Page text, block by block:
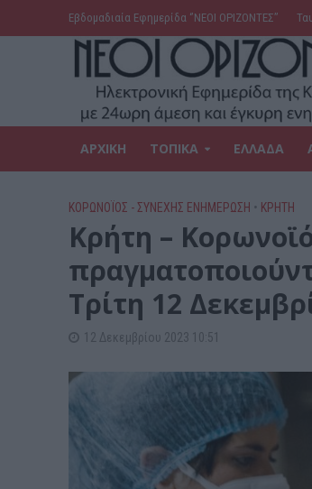
Εβδομαδιαία Εφημερίδα ‘’ΝΕΟΙ ΟΡΙΖΟΝΤΕΣ’’
ΑΡΧΙΚΗ ΤΟΠΙΚΑ ΕΛΛΑΔΑ
ΚΟΡΩΝΟΪΟΣ - ΣΥΝΕΧΗΣ ΕΝΗΜΕΡΩΣΗ • ΚΡΗΤΗ
Κρήτη –
Τρίτη 12
12 Δεκεμβρίου 2023 10:51